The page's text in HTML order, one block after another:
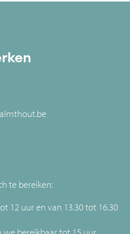
te bereiken:
12 uur en van 13.30 tot 16.30